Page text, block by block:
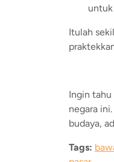
Itulah
Ingin
negara
budaya,
Tags: